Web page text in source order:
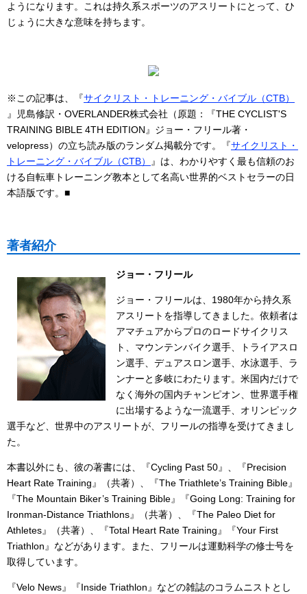
ようになります。これは持久系スポーツのアスリートにとって、ひ
じょうに大きな意味を持ちます。
※この記事は、『サイクリスト・トレーニング・バイブル（CTB）
』児島修訳・OVERLANDER株式会社（原題：『THE CYCLIST'S
TRAINING BIBLE 4TH EDITION』ジョー・フリール著・
velopress）の立ち読み版のランダム掲載分です。『サイクリスト・
トレーニング・バイブル（CTB）
』は、わかりやすく最も信頼のお
ける自転車トレーニング教本として名高い世界的ベストセラーの日
本語版です。■
著者紹介
ジョー・フリール
ジョー・フリールは、1980年から持久系
アスリートを指導してきました。依頼者は
アマチュアからプロのロードサイクリス
ト、マウンテンバイク選手、トライアスロ
ン選手、デュアスロン選手、水泳選手、ラ
ンナーと多岐にわたります。米国内だけで
なく海外の国内チャンピオン、世界選手権
に出場するような一流選手、オリンピック
選手など、世界中のアスリートが、フリールの指導を受けてきまし
た。
本書以外にも、彼の著書には、『Cycling Past 50』、『Precision
Heart Rate Training』（共著）、『The Triathlete’s Training Bible』
『The Mountain Biker’s Training Bible』『Going Long: Training for
Ironman-Distance Triathlons』（共著）、『The Paleo Diet for
Athletes』（共著）、『Total Heart Rate Training』『Your First
Triathlon』などがあります。また、フリールは運動科学の修士号を
取得しています。
『Velo News』『Inside Triathlon』などの雑誌のコラムニストとし